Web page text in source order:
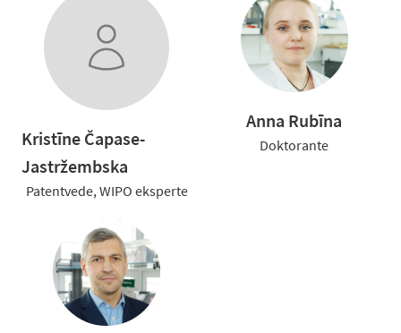
Kristīne Čapase-
Jastržembska
Patentvede, WIPO eksperte
Anna Rubīna
Doktorante